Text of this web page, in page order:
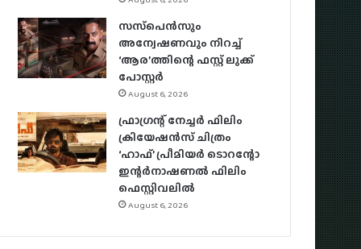
സസ്‌പെന്‍സും
അന്വേഷണവും നിറച്ച്
‘ആര’ത്തിന്റെ ഫസ്റ്റ് ലുക്ക്
പോസ്റ്റര്‍
August 6, 2026
ഫ്രാഗ്രന്റ് നേച്ചര്‍ ഫിലിം
ക്രിയേഷന്‍സ് ചിത്രം
‘ഹാഫ്’ പ്രീമിയര്‍ ടൊറന്റോ
ഇന്റര്‍നാഷണല്‍ ഫിലിം
ഫെസ്റ്റിവലില്‍
August 6, 2026